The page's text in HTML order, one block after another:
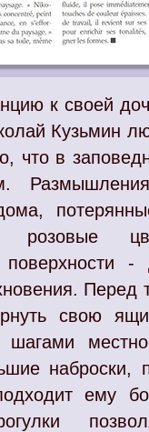
к своей
Кузьмин
что в
розовые
-
Перед
свою
наброски,
ему